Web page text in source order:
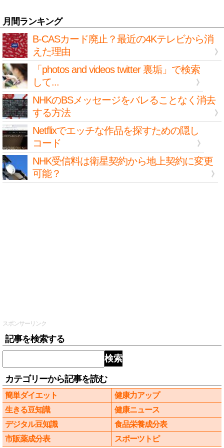
月間ランキング
B-CASカード廃止？最近の4Kテレビから消
えた理由
「photos and videos twitter 裏垢」で検索
して...
NHKのBSメッセージをバレることなく消去
する方法
Netflixでエッチな作品を探すための隠し
コード
NHK受信料は衛星契約から地上契約に変更
可能？
スポンサーリンク
記事を検索する
検索
カテゴリーから記事を読む
簡単ダイエット
健康力アップ
生きる豆知識
健康ニュース
デジタル豆知識
食品栄養成分表
市販薬成分表
スポーツトピ